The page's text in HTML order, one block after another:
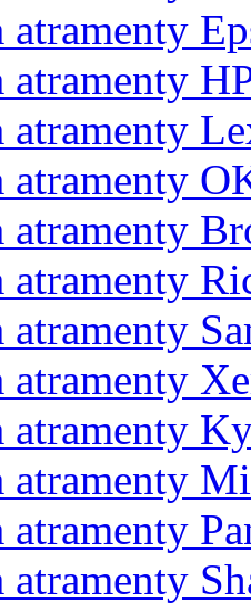
atramenty
atramenty
atramenty
atramenty
atramenty
atramenty
atramenty
atramenty
atramenty
atramenty
atramenty
atramenty